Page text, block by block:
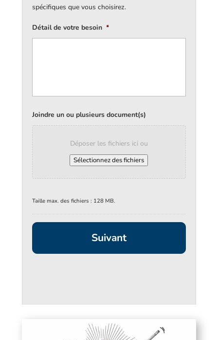
spécifiques que vous choisirez.
Détail de votre besoin *
Joindre un ou plusieurs document(s)
Déposer les fichiers ici ou
Sélectionnez des fichiers
Taille max. des fichiers : 128 MB.